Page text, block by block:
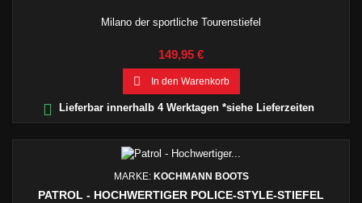
Milano der sportliche Tourenstiefel
Preis
149,95 €
 In den Warenkorb
 Lieferbar innerhalb 4 Werktagen *siehe Lieferzeiten
MARKE: KOCHMANN BOOTS
PATROL - HOCHWERTIGER POLICE-STYLE-STIEFEL